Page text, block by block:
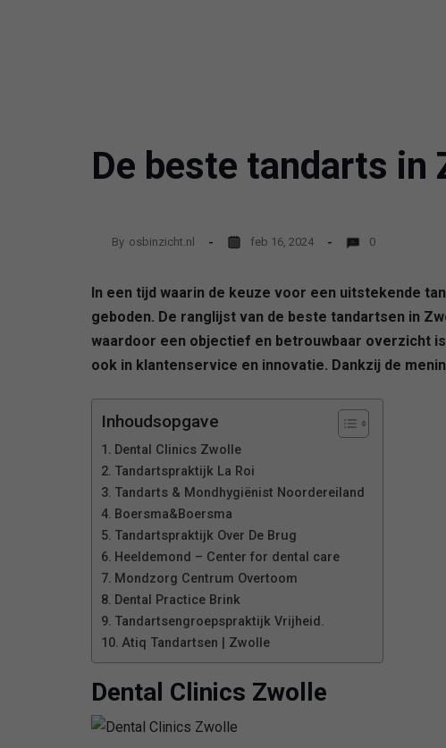
De beste tandarts in
By osbinzicht.nl feb 16, 2024 0
In een tijd waarin de keuze voor een uitstekende
geboden. De ranglijst van de beste tandartsen in
waardoor een objectief en betrouwbaar overzicht
ook in klantenservice en innovatie. Dankzij de
Inhoudsopgave
Dental Clinics Zwolle
Tandartspraktijk La Roi
Tandarts & Mondhygiënist Noordereiland
Boersma&Boersma
Tandartspraktijk Over De Brug
Heeldemond – Center for dental care
Mondzorg Centrum Overtoom
Dental Practice Brink
Tandartsengroepspraktijk Vrijheid.
Atiq Tandartsen | Zwolle
Dental Clinics Zwolle